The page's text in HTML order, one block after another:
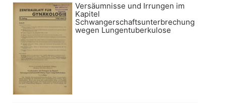
Versäumnisse und Irrungen im
Kapitel
Schwangerschaftsunterbrechung
wegen Lungentuberkulose